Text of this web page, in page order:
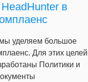
в
уделяем большое
Для этих
Политики и